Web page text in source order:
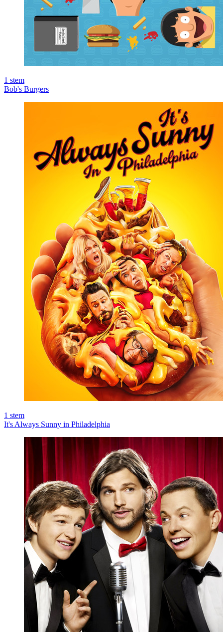
1 stem
Bob's Burgers
1 stem
It's Always Sunny in Philadelphia